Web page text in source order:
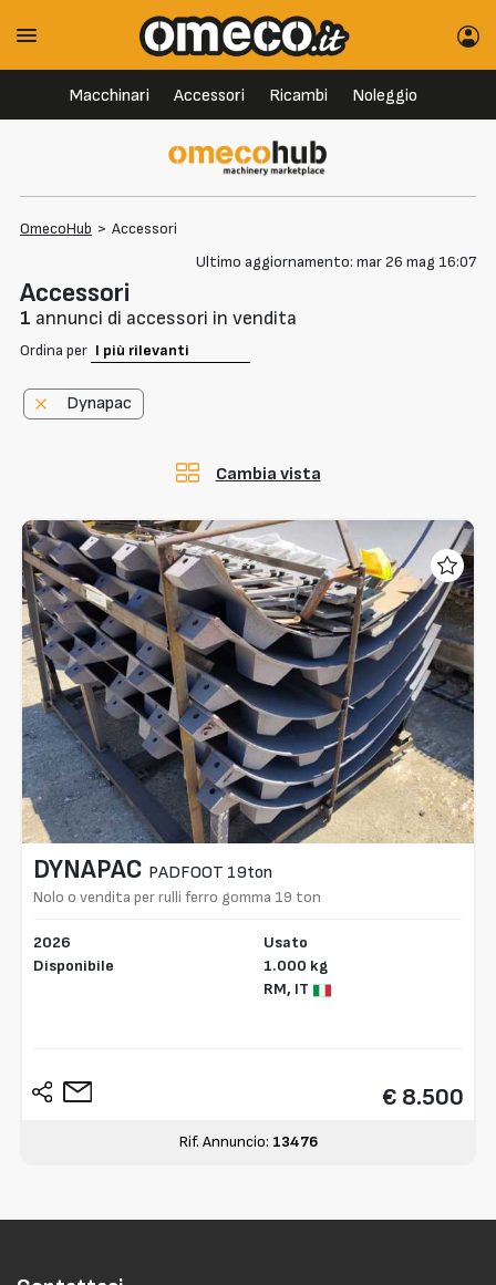
Macchinari Accessori Ricambi Noleggio
OmecoHub > Accessori
Ultimo aggiornamento: mar 26 mag 16:07
Accessori
1 annunci di accessori in vendita
Ordina per
Dynapac
Cambia vista
DYNAPAC PADFOOT 19ton
Nolo o vendita per rulli ferro gomma 19 ton
2026
Disponibile
Usato
1.000 kg
RM, IT
€ 8.500
Rif. Annuncio: 13476